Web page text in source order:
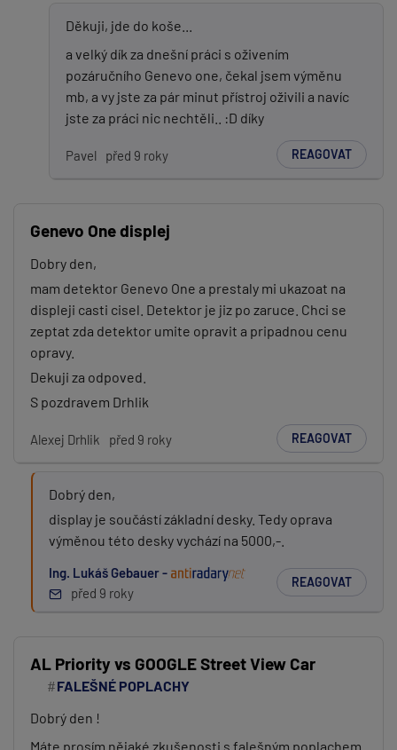
PŘIDAT PŘÍSPĚVEK
Děkuji, jde do koše...
a velký dík za dnešní práci s oživením
pozáručního Genevo one, čekal jsem výměnu
mb, a vy jste za pár minut přístroj oživili a navíc
jste za práci nic nechtěli.. :D díky
Pavel před 9 roky REAGOVAT
Genevo One displej
Dobry den,
mam detektor Genevo One a prestaly mi ukazoat na
displeji casti cisel. Detektor je jiz po zaruce. Chci se
zeptat zda detektor umite opravit a pripadnou cenu
opravy.
Dekuji za odpoved.
S pozdravem Drhlik
Alexej Drhlik před 9 roky REAGOVAT
Dobrý den,
display je součástí základní desky. Tedy oprava
výměnou této desky vychází na 5000,-.
Ing. Lukáš Gebauer -
před 9 roky
REAGOVAT
AL Priority vs GOOGLE Street View Car
FALEŠNÉ POPLACHY
Dobrý den !
Máte prosím nějaké zkušenosti s falešným poplachem